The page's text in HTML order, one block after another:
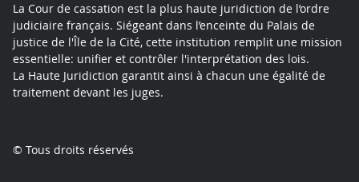
La Cour de cassation est la plus haute juridiction de l’ordre
judiciaire français. Siégeant dans l’enceinte du Palais de
justice de l'Île de la Cité, cette institution remplit une mission
essentielle: unifier et contrôler l'interprétation des lois.
La Haute Juridiction garantit ainsi à chacun une égalité de
traitement devant les juges.
© Tous droits réservés